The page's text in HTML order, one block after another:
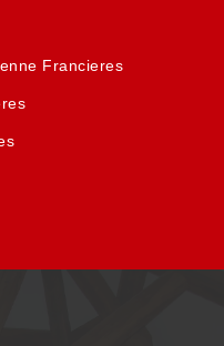
Francieres